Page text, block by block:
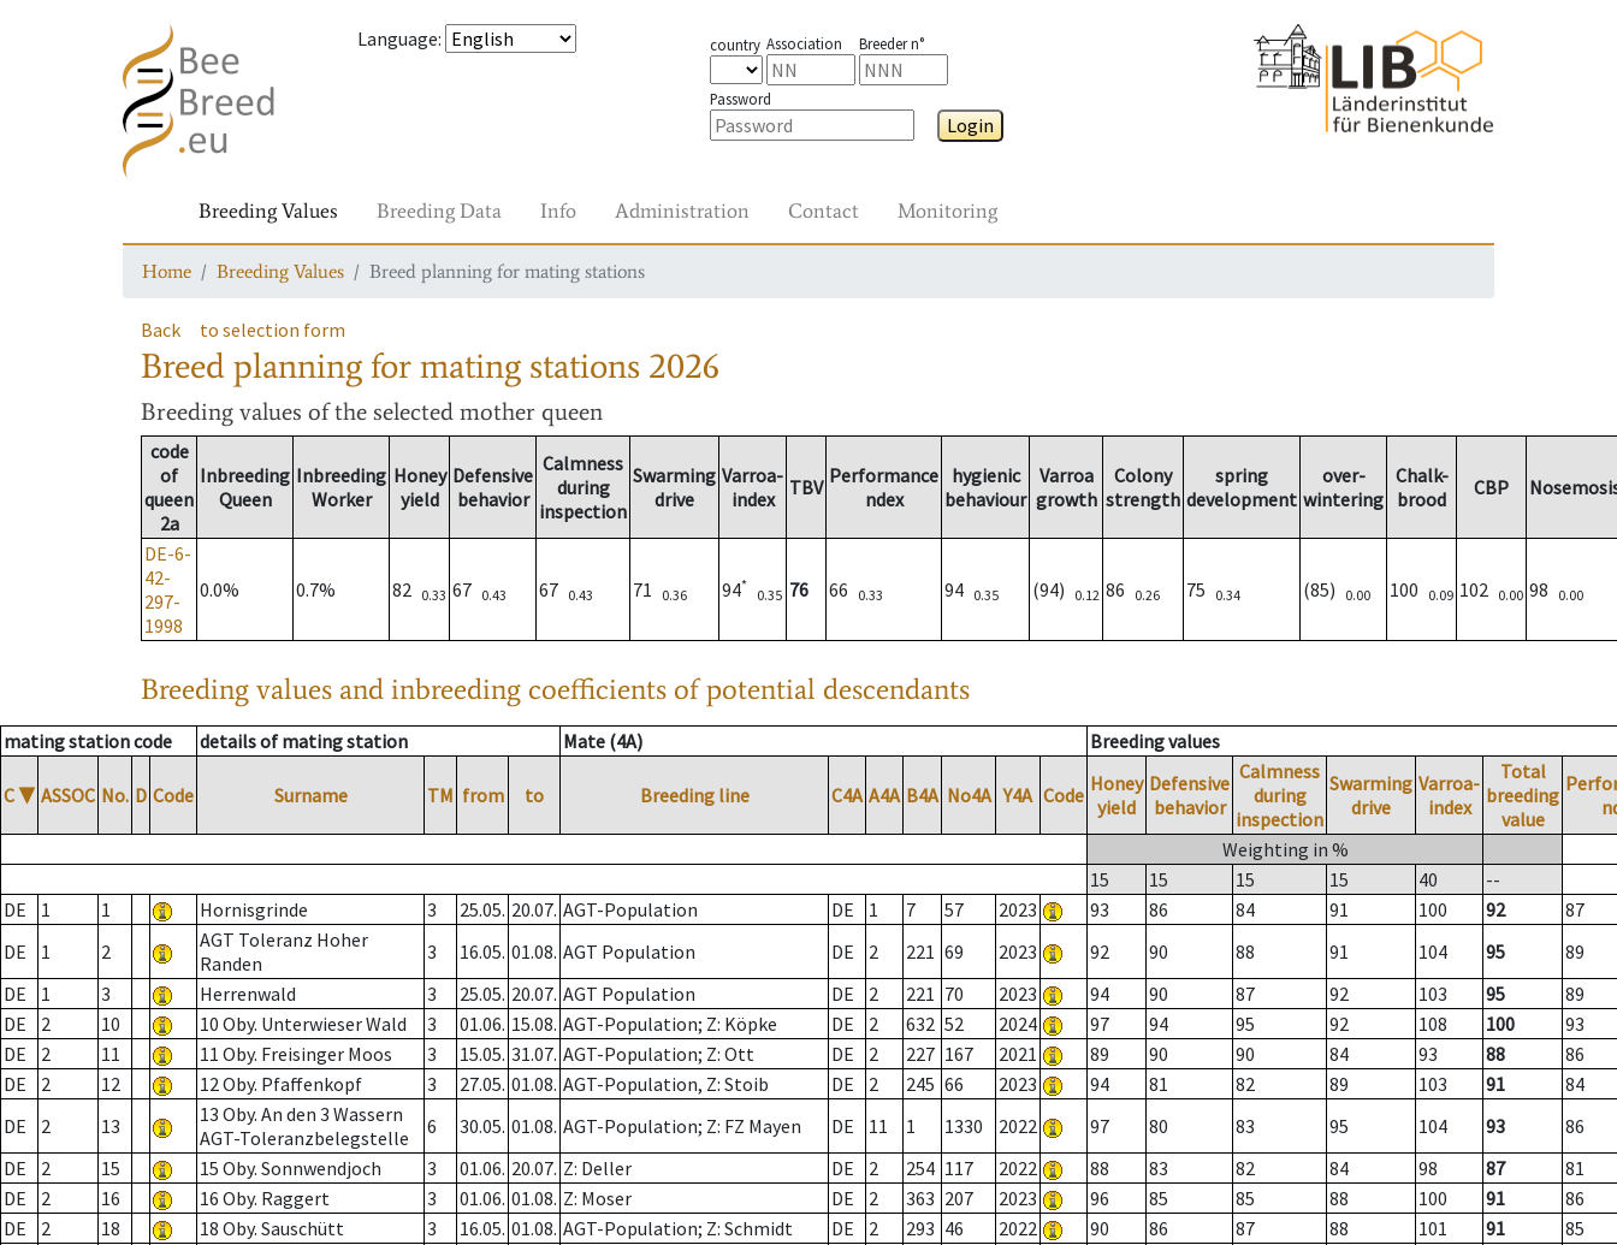
Language: country Association Breeder n°
Password
Login
Breeding Values Breeding Data Info Administration Contact Monitoring
Home Breeding Values Breed planning for mating stations
Back to selection form
Breed planning for mating stations 2026
Breeding values of the selected mother queen
code
of
queen
2a
Inbreeding
Queen
Inbreeding
Worker
Honey
yield
Defensive
behavior
Calmness
during
inspection
Swarming
drive
Varroa-
index
TBV Performance
ndex
hygienic
behaviour
Varroa
growth
Colony
strength
spring
development
over-
wintering
Chalk-
brood
CBP
DE-6-
42-
297-
1998
0.0% 0.7% 82 0.33 67 0.43 67 0.43 71 0.36 94*
0.35 76 66 0.33 94 0.35 (94) 0.12 86 0.26 75 0.34 (85) 0.00 100 0.09 102 0.00 98 0.00
Breeding values and inbreeding coefficients of potential descendants
mating station code details of mating station Mate (4A) Breeding values
C ▼ ASSOC No. D Code Surname TM from to Breeding line C4A A4A B4A No4A Y4A Code Honey
yield
Defensive
behavior
Calmness
during
inspection
Swarming
drive
Varroa-
index
Total
breeding
value
Weighting in %
15
15 15 15 40
--
DE
1 1 Hornisgrinde 3 25.05. 20.07. AGT-Population DE 1 7 57 2023 93 86 84 91 100 92
87
DE
1 2
AGT Toleranz Hoher
Randen
3 16.05. 01.08. AGT Population DE 2 221 69 2023 92 90 88 91 104 95
89
DE
1 3 Herrenwald 3 25.05. 20.07. AGT Population DE 2 221 70 2023 94 90 87 92 103 95
89
DE
2 10 10 Oby. Unterwieser Wald 3 01.06. 15.08. AGT-Population; Z: Köpke DE 2 632 52 2024 97 94 95 92 108 100
93
DE
2 11 11 Oby. Freisinger Moos 3 15.05. 31.07. AGT-Population; Z: Ott DE 2 227 167 2021 89 90 90 84 93 88
86
DE
2 12 12 Oby. Pfaffenkopf 3 27.05. 01.08. AGT-Population, Z: Stoib DE 2 245 66 2023 94 81 82 89 103 91
84
DE
2 13
13 Oby. An den 3 Wassern
AGT-Toleranzbelegstelle
6 30.05. 01.08. AGT-Population; Z: FZ Mayen DE 11 1 1330 2022 97 80 83 95 104 93
86
DE
2 15 15 Oby. Sonnwendjoch 3 01.06. 20.07. Z: Deller DE 2 254 117 2022 88 83 82 84 98 87
81
DE
2 16 16 Oby. Raggert 3 01.06. 01.08. Z: Moser DE 2 363 207 2023 96 85 85 88 100 91
86
DE
2 18 18 Oby. Sauschütt 3 16.05. 01.08. AGT-Population; Z: Schmidt DE 2 293 46 2022 90 86 87 88 101 91
85